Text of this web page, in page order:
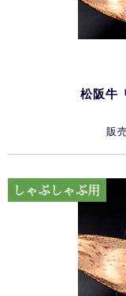
松阪牛
販